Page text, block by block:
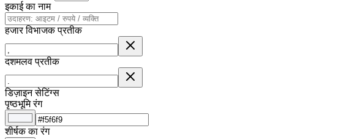
इकाई का नाम
हजार विभाजक प्रतीक
दशमलव प्रतीक
डिज़ाइन सेटिंग्स
पृष्ठभूमि रंग
शीर्षक का रंग